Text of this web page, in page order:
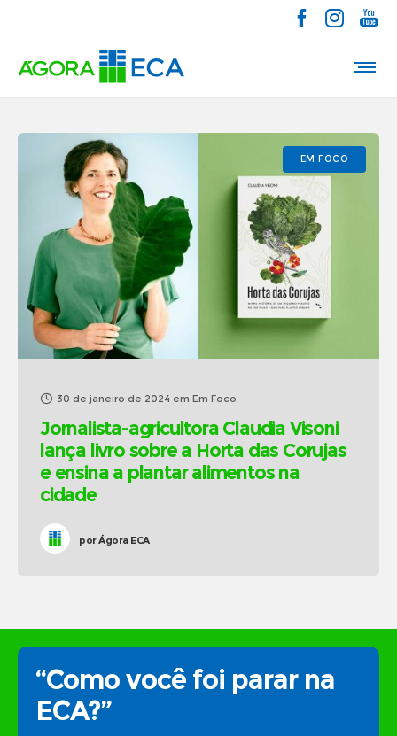
EM FOCO
30 de janeiro de 2024 em Em Foco
Jornalista-agricultora Claudia Visoni
lança livro sobre a Horta das Corujas
e ensina a plantar alimentos na
cidade
porÁgora ECA
“Como você foi parar na
ECA?”